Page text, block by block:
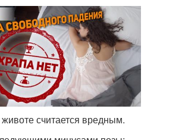
считается вредным.